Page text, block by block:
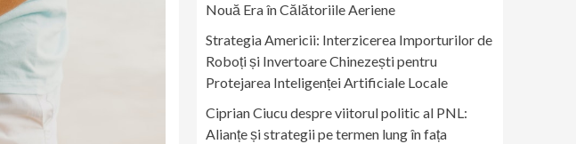
Nouă Era în Călătoriile Aeriene
Strategia Americii: Interzicerea Importurilor de
Roboți și Invertoare Chinezești pentru
Protejarea Inteligenței Artificiale Locale
Ciprian Ciucu despre viitorul politic al PNL:
Alianțe și strategii pe termen lung în fața